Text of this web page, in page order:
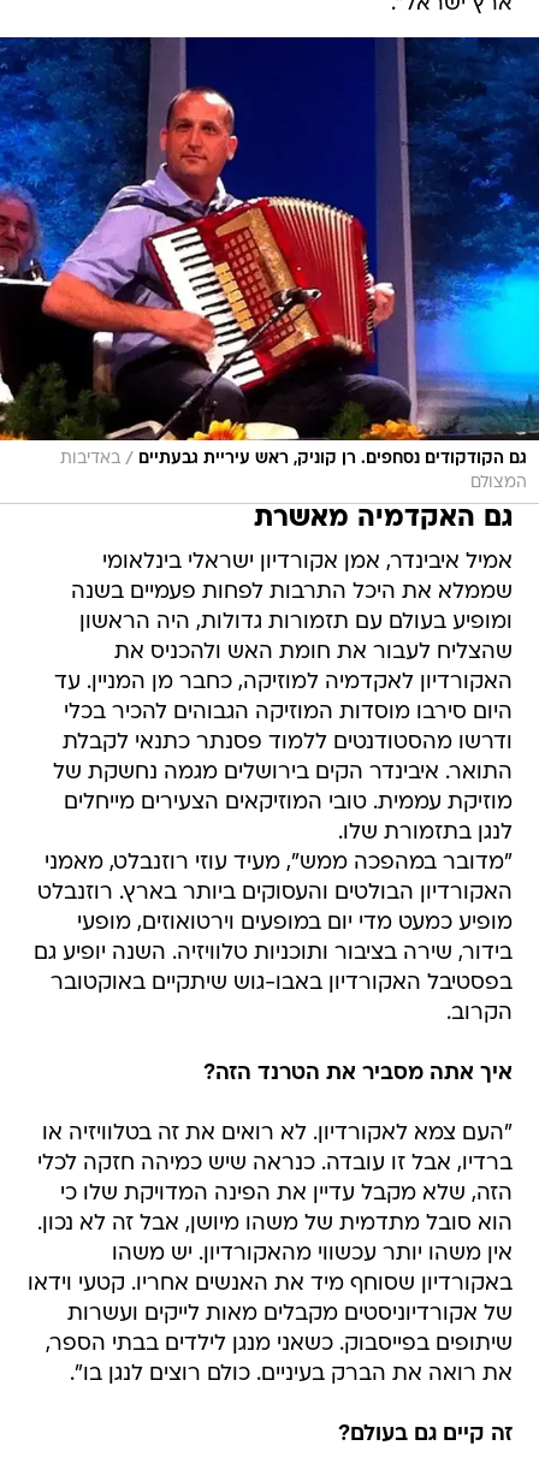
ארץ ישראל".
גם הקודקודים נסחפים. רן קוניק, ראש עיריית גבעתיים / באדיבות
המצולם
גם האקדמיה מאשרת
אמיל איבינדר, אמן אקורדיון ישראלי בינלאומי
שממלא את היכל התרבות לפחות פעמיים בשנה
ומופיע בעולם עם תזמורות גדולות, היה הראשון
שהצליח לעבור את חומת האש ולהכניס את
האקורדיון לאקדמיה למוזיקה, כחבר מן המניין. עד
היום סירבו מוסדות המוזיקה הגבוהים להכיר בכלי
ודרשו מהסטודנטים ללמוד פסנתר כתנאי לקבלת
התואר. איבינדר הקים בירושלים מגמה נחשקת של
מוזיקת עממית. טובי המוזיקאים הצעירים מייחלים
לנגן בתזמורת שלו.
"מדובר במהפכה ממש", מעיד עוזי רוזנבלט, מאמני
האקורדיון הבולטים והעסוקים ביותר בארץ. רוזנבלט
מופיע כמעט מדי יום במופעים וירטואוזים, מופעי
בידור, שירה בציבור ותוכניות טלוויזיה. השנה יופיע גם
בפסטיבל האקורדיון באבו-גוש שיתקיים באוקטובר
הקרוב.
איך אתה מסביר את הטרנד הזה?
"העם צמא לאקורדיון. לא רואים את זה בטלוויזיה או
ברדיו, אבל זו עובדה. כנראה שיש כמיהה חזקה לכלי
הזה, שלא מקבל עדיין את הפינה המדויקת שלו כי
הוא סובל מתדמית של משהו מיושן, אבל זה לא נכון.
אין משהו יותר עכשווי מהאקורדיון. יש משהו
באקורדיון שסוחף מיד את האנשים אחריו. קטעי וידאו
של אקורדיוניסטים מקבלים מאות לייקים ועשרות
שיתופים בפייסבוק. כשאני מנגן לילדים בבתי הספר,
את רואה את הברק בעיניים. כולם רוצים לנגן בו".
זה קיים גם בעולם?